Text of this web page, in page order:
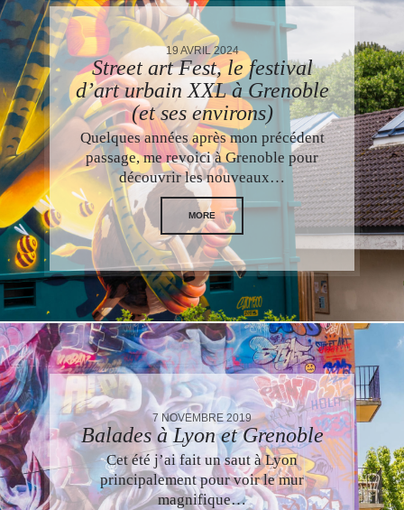
19 AVRIL 2024
Street art Fest, le festival
d’art urbain XXL à Grenoble
(et ses environs)
Quelques années après mon précédent
passage, me revoici à Grenoble pour
découvrir les nouveaux…
MORE
7 NOVEMBRE 2019
Balades à Lyon et Grenoble
Cet été j’ai fait un saut à Lyon
principalement pour voir le mur
magnifique…